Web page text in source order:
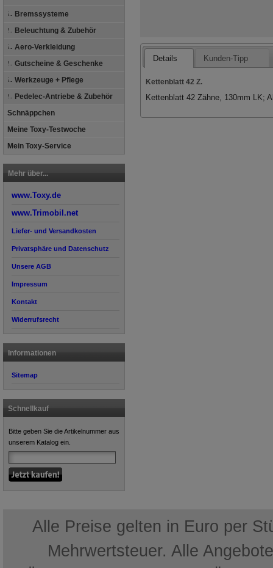
Bremssysteme
Beleuchtung & Zubehör
Aero-Verkleidung
Gutscheine & Geschenke
Werkzeuge + Pflege
Pedelec-Antriebe & Zubehör
Schnäppchen
Meine Toxy-Testwoche
Mein Toxy-Service
Mehr über...
www.Toxy.de
www.Trimobil.net
Liefer- und Versandkosten
Privatsphäre und Datenschutz
Unsere AGB
Impressum
Kontakt
Widerrufsrecht
Informationen
Sitemap
Schnellkauf
Bitte geben Sie die Artikelnummer aus
unserem Katalog ein.
Details Kunden-Tipp
Kettenblatt 42 Z.
Kettenblatt 42 Zähne, 130mm LK;
Alle Preise gelten in Euro per
Mehrwertsteuer. Alle